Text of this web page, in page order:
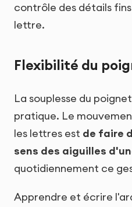
contrôle des détails
lettre.
Flexibilité du
La souplesse du
pratique. Le
les lettres est de faire
sens des aiguilles
quotidiennement ce
Apprendre et écrire